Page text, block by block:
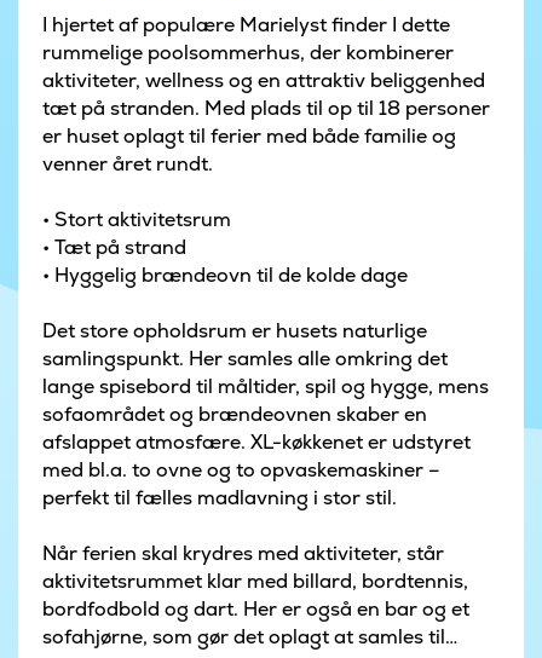
I hjertet af populære Marielyst finder I dette
rummelige poolsommerhus, der kombinerer
aktiviteter, wellness og en attraktiv beliggenhed
tæt på stranden. Med plads til op til 18 personer
er huset oplagt til ferier med både familie og
venner året rundt.
• Stort aktivitetsrum
• Tæt på strand
• Hyggelig brændeovn til de kolde dage
Det store opholdsrum er husets naturlige
samlingspunkt. Her samles alle omkring det
lange spisebord til måltider, spil og hygge, mens
sofaområdet og brændeovnen skaber en
afslappet atmosfære. XL-køkkenet er udstyret
med bl.a. to ovne og to opvaskemaskiner –
perfekt til fælles madlavning i stor stil.
Når ferien skal krydres med aktiviteter, står
aktivitetsrummet klar med billard, bordtennis,
bordfodbold og dart. Her er også en bar og et
sofahjørne, som gør det oplagt at samles til